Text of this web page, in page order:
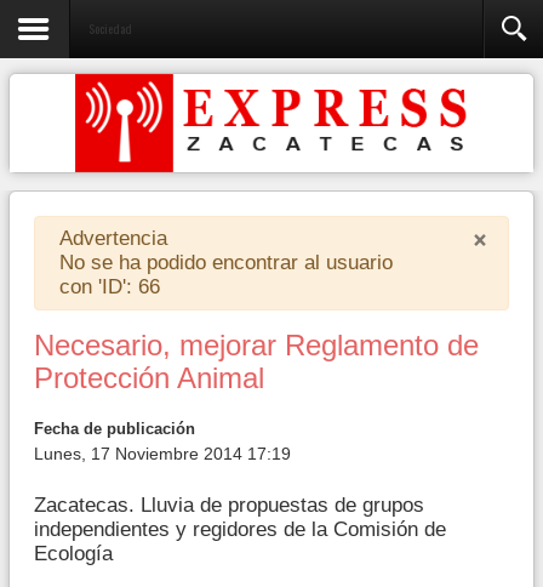
Sociedad
×
Advertencia
No se ha podido encontrar al usuario
con 'ID': 66
Necesario, mejorar Reglamento de
Protección Animal
Fecha de publicación
Lunes, 17 Noviembre 2014 17:19
Zacatecas. Lluvia de propuestas de grupos
independientes y regidores de la Comisión de
Ecología